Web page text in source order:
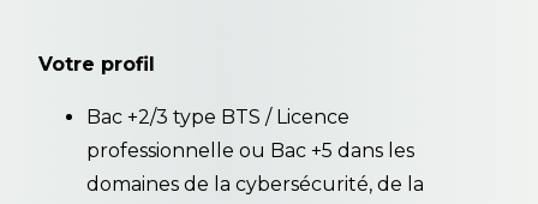
Votre profil
Bac +2/3 type BTS / Licence
professionnelle ou Bac +5 dans les
domaines de la cybersécurité, de la